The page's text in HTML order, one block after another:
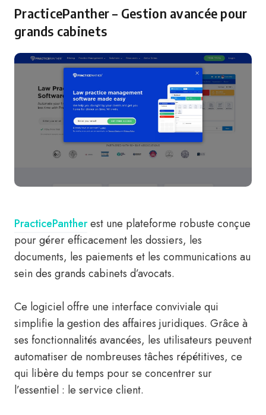
PracticePanther – Gestion avancée pour
grands cabinets
PracticePantherest une plateforme robuste conçue
pour gérer efficacement les dossiers, les
documents, les paiements et les communications au
sein des grands cabinets d’avocats.
Ce logiciel offre une interface conviviale qui
simplifie la gestion des affaires juridiques. Grâce à
ses fonctionnalités avancées, les utilisateurs peuvent
automatiser de nombreuses tâches répétitives, ce
qui libère du temps pour se concentrer sur
l’essentiel : le service client.